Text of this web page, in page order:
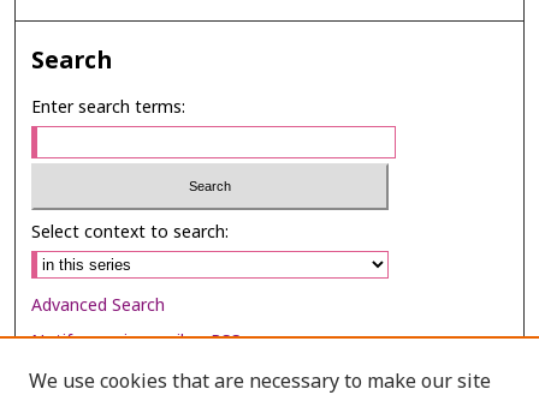
Search
Enter search terms:
Select context to search:
Advanced Search
Notify me via email orRSS
We use cookies that are necessary to make our site